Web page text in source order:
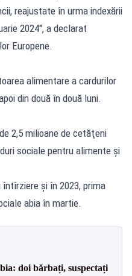
reajustate în urma indexării
2024", a declarat
Europene.
alimentare a cardurilor
din două în două luni.
2,5 milioane de cetăţeni
sociale pentru alimente şi
și în 2023, prima
abia în martie.
doi bărbați, suspectați